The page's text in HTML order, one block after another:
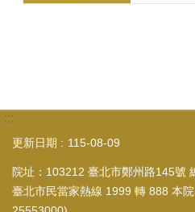
:::
更新日期 115-08-09
院址：103212 臺北市鄭州路145號
臺北市民當家熱線 1999 轉 888 本